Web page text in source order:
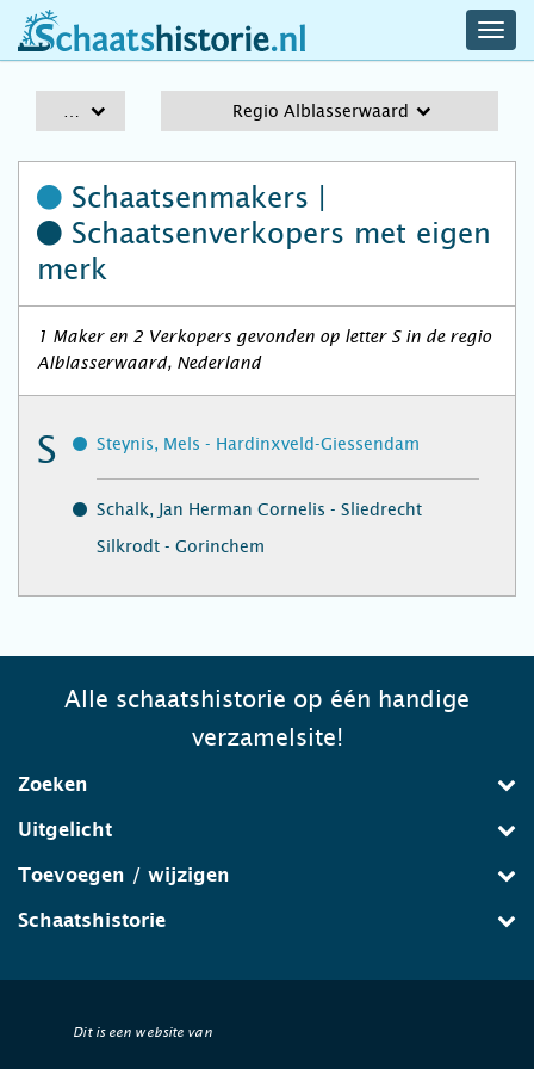
schaatshistorie.nl
Regio Alblasserwaard
Schaatsenmakers |
Schaatsenverkopers met eigen
merk
1 Maker en 2 Verkopers gevonden op letter S in de regio
Alblasserwaard, Nederland
S Steynis, Mels - Hardinxveld-Giessendam
Schalk, Jan Herman Cornelis - Sliedrecht
Silkrodt - Gorinchem
Alle schaatshistorie op één handige
verzamelsite!
Zoeken
Uitgelicht
Toevoegen / wijzigen
Schaatshistorie
Dit is een website van